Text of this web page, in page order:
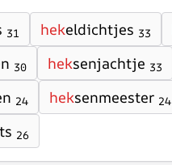
31 hekeldichtjes 33
30 heksenjachtje 33
24 heksenmeester 24
26